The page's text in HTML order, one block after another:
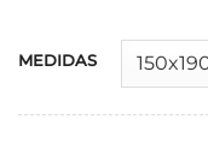
MEDIDAS